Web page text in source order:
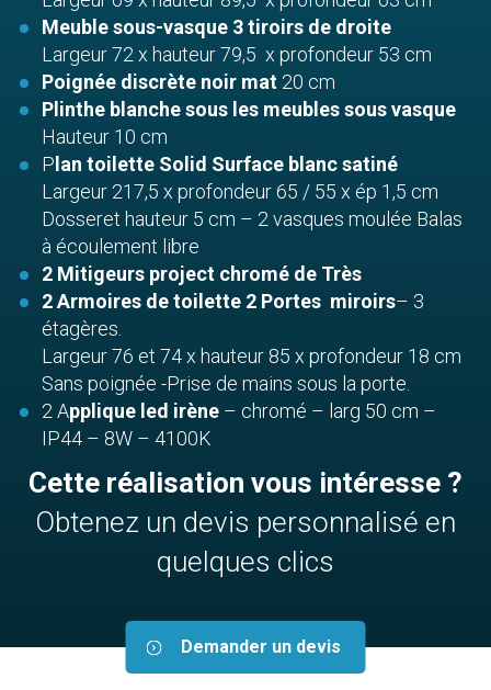
Meuble sous-vasque 3 tiroirs de droite
Largeur 72 x hauteur 79,5 x profondeur 53 cm
Poignée discrète noir mat 20 cm
Plinthe blanche sous les meubles sous vasque
Hauteur 10 cm
Plan toilette Solid Surface blanc satiné
Largeur 217,5 x profondeur 65 / 55 x ép 1,5 cm
Dosseret hauteur 5 cm – 2 vasques moulée Balas
à écoulement libre
2 Mitigeurs project chromé de Très
2 Armoires de toilette 2 Portes miroirs– 3
étagères.
Largeur 76 et 74 x hauteur 85 x profondeur 18 cm
Sans poignée -Prise de mains sous la porte.
2 Applique led irène – chromé – larg 50 cm –
IP44 – 8W – 4100K
Cette réalisation vous intéresse ?
Obtenez un devis personnalisé en
quelques clics
Demander un devis